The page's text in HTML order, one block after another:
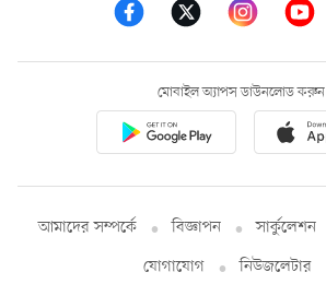
মোবাইল অ্যাপস ডাউনলোড করুন
আমাদের সম্পর্কে বিজ্ঞাপন সার্কুলেশন
যোগাযোগ
নিউজলেটার